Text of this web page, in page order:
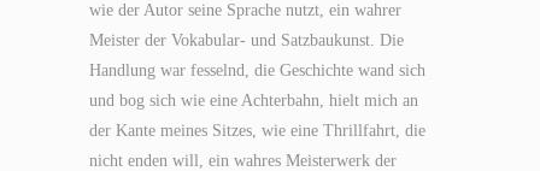
wie der Autor seine Sprache nutzt, ein wahrer
Meister der Vokabular- und Satzbaukunst. Die
Handlung war fesselnd, die Geschichte wand sich
und bog sich wie eine Achterbahn, hielt mich an
der Kante meines Sitzes, wie eine Thrillfahrt, die
nicht enden will, ein wahres Meisterwerk der